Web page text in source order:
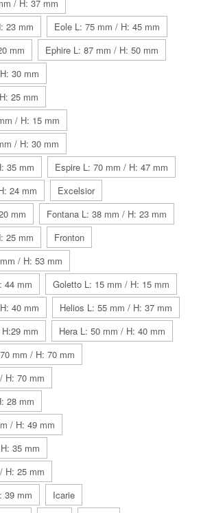
/ H: 37 mm
23 mm
Eole L: 75 mm / H: 45 mm
mm
Ephire L: 87 mm / H: 50 mm
30 mm
25 mm
/ H: 15 mm
/ H: 30 mm
35 mm
Espire L: 70 mm / H: 47 mm
24 mm
Excelsior
mm
Fontana L: 38 mm / H: 23 mm
25 mm
Fronton
/ H: 53 mm
44 mm
Goletto L: 15 mm / H: 15 mm
40 mm
Helios L: 55 mm / H: 37 mm
mm
Hera L: 50 mm / H: 40 mm
mm / H: 70 mm
H: 70 mm
28 mm
/ H: 49 mm
35 mm
H: 25 mm
39 mm
Icarie